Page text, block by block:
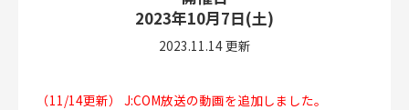
新着情報
2023年10月7日(土)
2023.11.14 更新
（11/14更新） J:COM放送の動画を追加しました。